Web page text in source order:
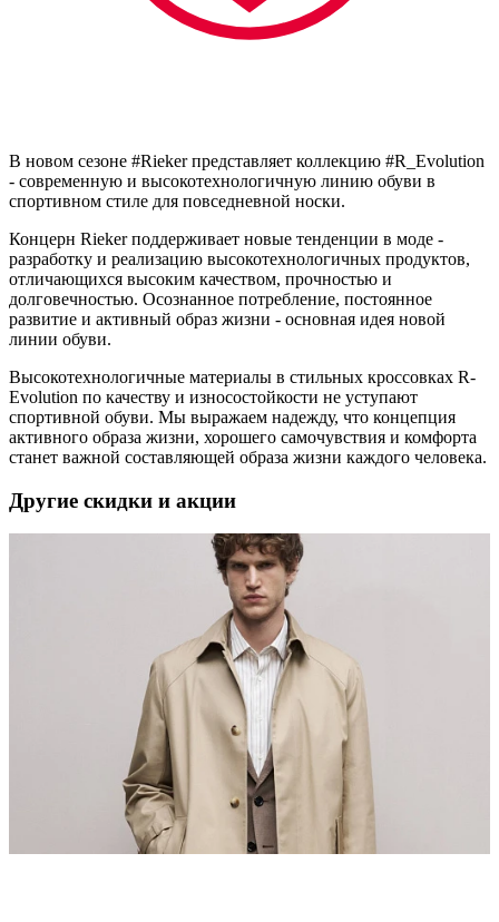
В новом сезоне #Rieker представляет коллекцию #R_Evolution
- современную и высокотехнологичную линию обуви в
спортивном стиле для повседневной носки.
Концерн Rieker поддерживает новые тенденции в моде -
разработку и реализацию высокотехнологичных продуктов,
отличающихся высоким качеством, прочностью и
долговечностью. Осознанное потребление, постоянное
развитие и активный образ жизни - основная идея новой
линии обуви.
Высокотехнологичные материалы в стильных кроссовках R-
Evolution по качеству и износостойкости не уступают
спортивной обуви. Мы выражаем надежду, что концепция
активного образа жизни, хорошего самочувствия и комфорта
станет важной составляющей образа жизни каждого человека.
Другие скидки и акции